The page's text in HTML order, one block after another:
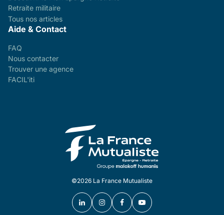
Retraite militaire
Tous nos articles
Aide & Contact
FAQ
Nous contacter
Trouver une agence
FACIL'iti
©2026 La France Mutualiste